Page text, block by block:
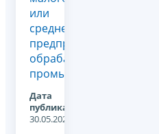
или
среднего
предпринимательства
обрабатывающей
промышленности
Дата
публикации:
30.05.2025